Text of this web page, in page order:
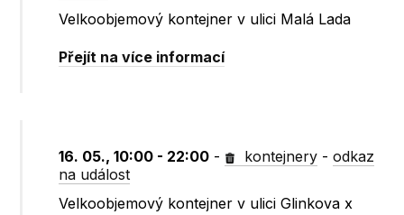
Velkoobjemový kontejner v ulici Malá Lada
Přejít na více informací
16. 05., 10:00 - 22:00 - kontejnery -odkaz
na událost
Velkoobjemový kontejner v ulici Glinkova x